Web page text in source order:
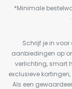
*Minimale
Schrijf je in
aanbiedingen op
verlichting, smart
exclusieve
Als een